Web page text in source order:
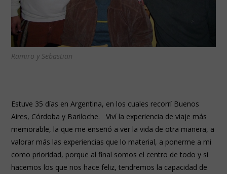
Ramiro y Sebastian
Estuve 35 días en Argentina, en los cuales recorrí Buenos
Aires, Córdoba y Bariloche. Viví la experiencia de viaje más
memorable, la que me enseñó a ver la vida de otra manera, a
valorar más las experiencias que lo material, a ponerme a mi
como prioridad, porque al final somos el centro de todo y si
hacemos los que nos hace feliz, tendremos la capacidad de